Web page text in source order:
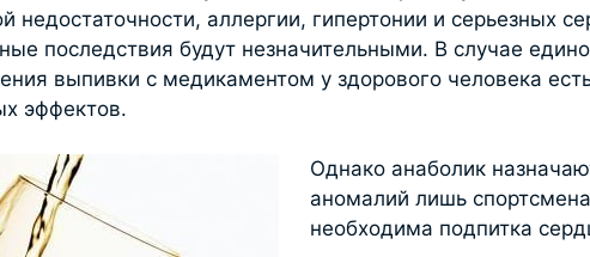
недостаточности, аллергии, гипертонии и серьезных
последствия будут незначительными. В случае
выпивки с медикаментом у здорового человека
эффектов.
Однако анаболик
аномалий лишь
необходима подпитка